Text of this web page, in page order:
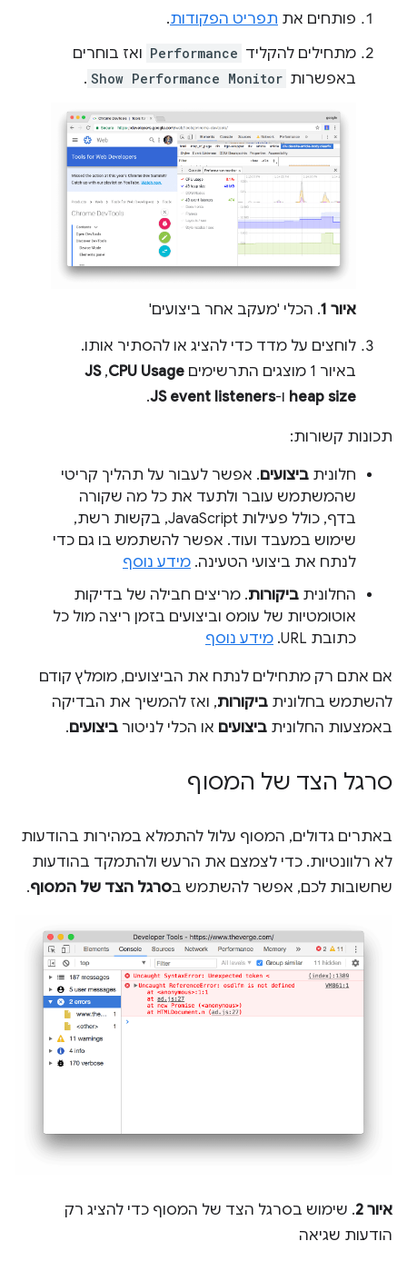
פותחים את תפריט הפקודות.
מתחילים להקליד Performance ואז בוחרים
באפשרות Show Performance Monitor
.
איור 1 . הכלי 'מעקב אחר ביצועים'
לוחצים על מדד כדי להציג או להסתיר אותו.
באיור 1 מוצגים התרשימים
CPU Usage
,‏
JS
heap size ו-JS event listeners
.
תכונות קשורות:
חלונית ביצועים. אפשר לעבור על תהליך קריטי
שהמשתמש עובר ולתעד את כל מה שקורה
בדף, כולל פעילות JavaScript, בקשות רשת,
שימוש במעבד ועוד. אפשר להשתמש בו גם כדי
לנתח את ביצועי הטעינה. מידע נוסף
החלונית ביקורות. מריצים חבילה של בדיקות
אוטומטיות של עומס וביצועים בזמן ריצה מול כל
כתובת URL.
מידע נוסף
אם אתם רק מתחילים לנתח את הביצועים, מומלץ קודם
להשתמש בחלונית ביקורות, ואז להמשיך את הבדיקה
באמצעות החלונית ביצועים או הכלי לניטור ביצועים.
סרגל הצד של המסוף
באתרים גדולים, המסוף עלול להתמלא במהירות בהודעות
לא רלוונטיות. כדי לצמצם את הרעש ולהתמקד בהודעות
שחשובות לכם, אפשר להשתמש בסרגל הצד של המסוף.
איור 2
. שימוש בסרגל הצד של המסוף כדי להציג רק
הודעות שגיאה